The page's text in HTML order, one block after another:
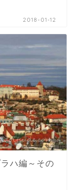
2018-01-12
ハ編～その